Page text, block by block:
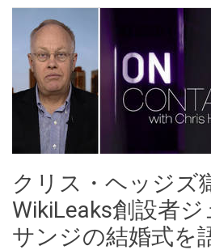
クリス・ヘッジズ
WikiLeaks創設者
サンジの結婚式